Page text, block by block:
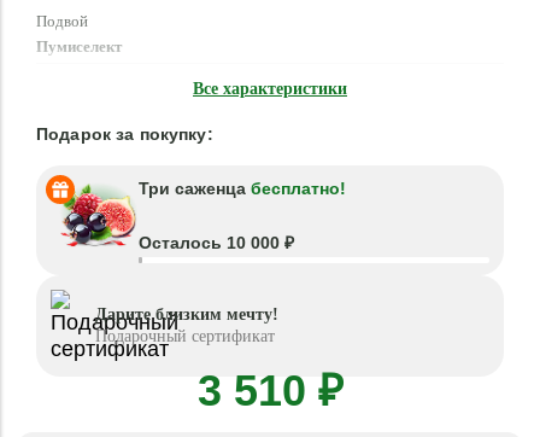
Подвой
Пумиселект
Все характеристики
Подарок за покупку:
Три саженца бесплатно!
Осталось 10 000 ₽
Дарите близким мечту!
Подарочный сертификат
3 510 ₽